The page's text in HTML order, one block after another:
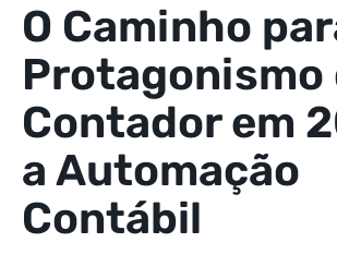
O Caminho
Protagonismo
Contador em
a Automação
Contábil